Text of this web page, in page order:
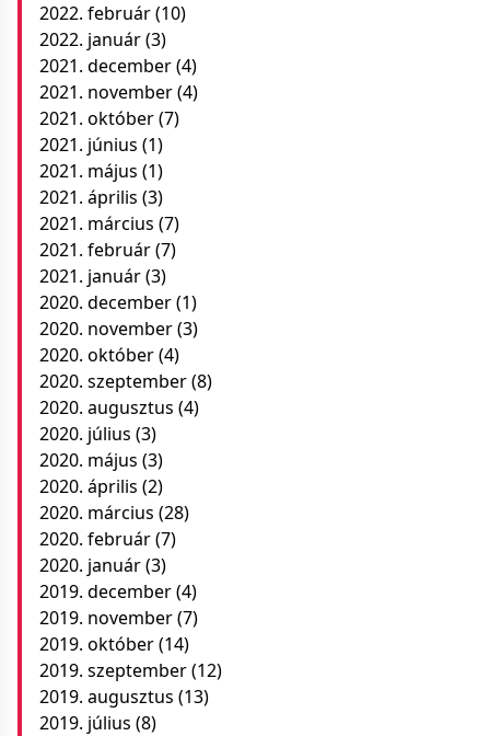
2022. február(10)
2022. január(3)
2021. december(4)
2021. november(4)
2021. október(7)
2021. június (1)
2021. május (1)
2021. április (3)
2021. március (7)
2021. február(7)
2021. január(3)
2020. december(1)
2020. november(3)
2020. október(4)
2020. szeptember(8)
2020. augusztus (4)
2020. július (3)
2020. május (3)
2020. április (2)
2020. március (28)
2020. február(7)
2020. január(3)
2019. december(4)
2019. november(7)
2019. október(14)
2019. szeptember(12)
2019. augusztus (13)
2019. július (8)